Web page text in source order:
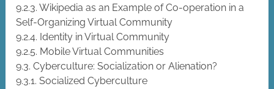
9.2.3. Wikipedia as an Example of Co-operation in a
Self-Organizing Virtual Community
9.2.4. Identity in Virtual Community
9.2.5. Mobile Virtual Communities
9.3. Cyberculture: Socialization or Alienation?
9.3.1. Socialized Cyberculture